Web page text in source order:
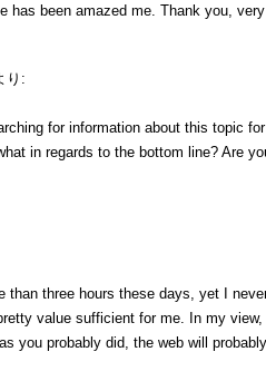
has been amazed me. Thank you,
り:
for information about this topic
in regards to the bottom line? Are
than three hours these days, yet I
value sufficient for me. In my
you probably did, the web will